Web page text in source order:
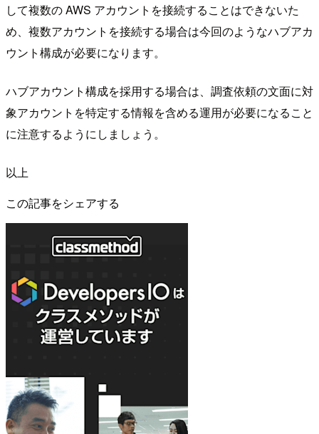
して複数の AWS アカウントを接続することはできないた
め、複数アカウントを接続する場合は今回のようなハブアカ
ウント構成が必要になります。
ハブアカウント構成を採用する場合は、調査依頼の文面に対
象アカウントを特定する情報を含める運用が必要になること
に注意するようにしましょう。
以上
この記事をシェアする